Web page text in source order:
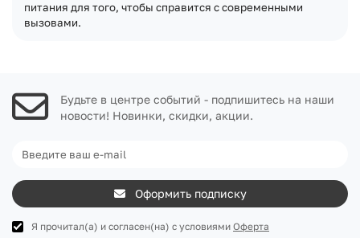
питания для того, чтобы справится с современными
вызовами.
Будьте в центре событий - подпишитесь на наши
новости! Новинки, скидки, акции.
Оформить подписку
Я прочитал(а) и согласен(на) с условиями Оферта